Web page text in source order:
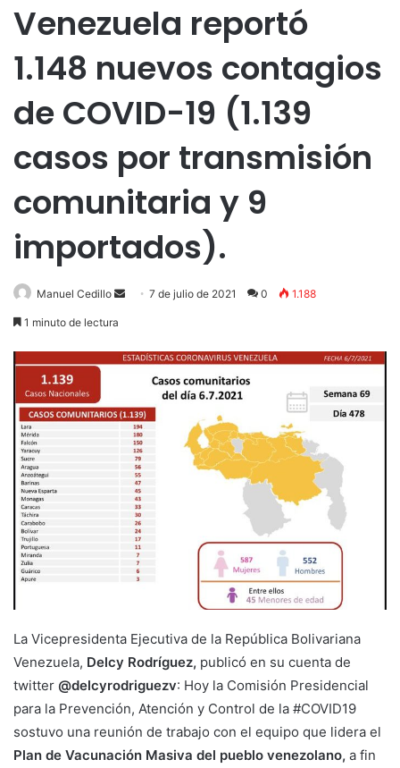
Venezuela reportó
1.148 nuevos contagios
de COVID-19 (1.139
casos por transmisión
comunitaria y 9
importados).
Manuel Cedillo
Send7 de julio de 2021 0 1.188
1 minuto de lectura
La Vicepresidenta Ejecutiva de la República Bolivariana
Venezuela, Delcy Rodríguez, publicó en su cuenta de
twitter @delcyrodriguezv: Hoy la Comisión Presidencial
para la Prevención, Atención y Control de la #COVID19
sostuvo una reunión de trabajo con el equipo que lidera el
Plan de Vacunación Masiva del pueblo venezolano, a fin